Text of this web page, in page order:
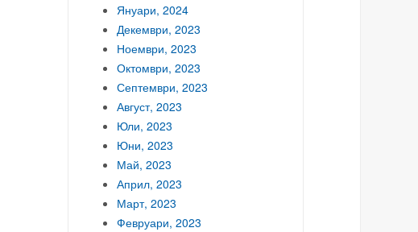
Януари, 2024
Декември, 2023
Ноември, 2023
Октомври, 2023
Септември, 2023
Август, 2023
Юли, 2023
Юни, 2023
Май, 2023
Април, 2023
Март, 2023
Февруари, 2023